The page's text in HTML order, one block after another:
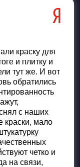
краску для
и плитку и
тут же. И вот
обратились
с наших
краски, мало
четко и
на связи,